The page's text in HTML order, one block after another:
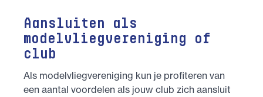
Aansluiten als
modelvliegvereniging of
club
Als modelvliegvereniging kun je profiteren van
een aantal voordelen als jouw club zich aansluit